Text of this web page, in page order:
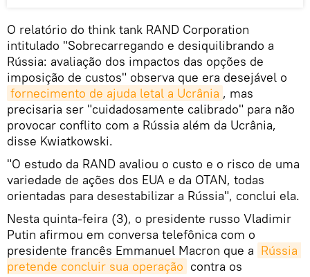
O relatório do think tank RAND Corporation
intitulado "Sobrecarregando e desiquilibrando a
Rússia: avaliação dos impactos das opções de
imposição de custos" observa que era desejável o
fornecimento de ajuda letal a Ucrânia , mas
precisaria ser "cuidadosamente calibrado" para não
provocar conflito com a Rússia além da Ucrânia,
disse Kwiatkowski.
"O estudo da RAND avaliou o custo e o risco de uma
variedade de ações dos EUA e da OTAN, todas
orientadas para desestabilizar a Rússia", conclui ela.
Nesta quinta-feira (3), o presidente russo Vladimir
Putin afirmou em conversa telefônica com o
presidente francês Emmanuel Macron que a Rússia
pretende concluir sua operação contra os